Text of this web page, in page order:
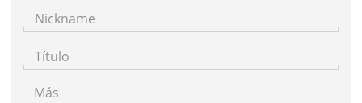
Nickname
Título
Más